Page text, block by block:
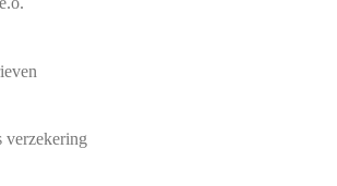
verzekering